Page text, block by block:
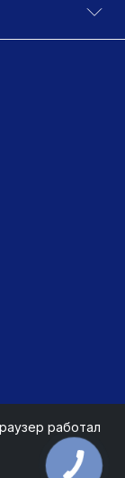
работал